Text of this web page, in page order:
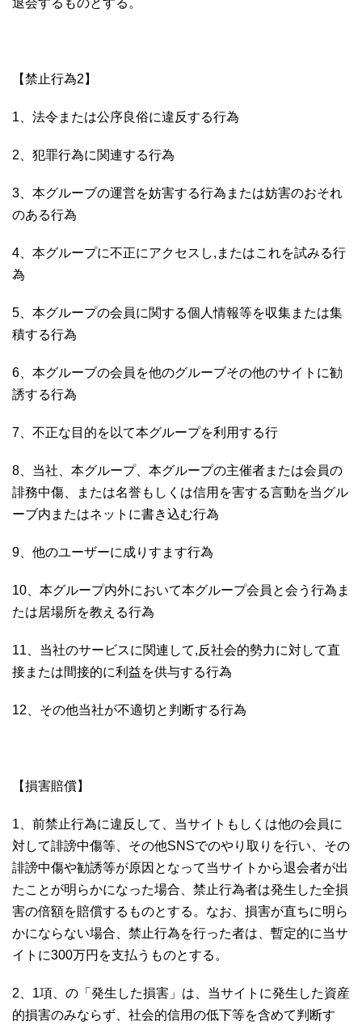
【禁止行為2】
1、法令または公序良俗に違反する行為
2、犯罪行為に関連する行為
3、本グルーブの運営を妨害する行為または妨害のおそれ
のある行為
4、本グループに不正にアクセスし,またはこれを試みる行
為
5、本グループの会員に関する個人情報等を収集または集
積する行為
6、本グルーブの会員を他のグルーブその他のサイトに勧
誘する行為
7、不正な目的を以て本グループを利用する行
8、当社、本グループ、本グループの主催者または会員の
誹務中傷、または名誉もしくは信用を害する言動を当グル
ーブ内またはネットに書き込む行為
9、他のユーザーに成りすます行為
10、本グループ内外において本グループ会員と会う行為ま
たは居場所を教える行為
11、当社のサービスに関連して,反社会的勢力に対して直
接または間接的に利益を供与する行為
12、その他当社が不適切と判断する行為
【損害賠償】
1、前禁止行為に違反して、当サイトもしくは他の会員に
対して誹謗中傷等、その他SNSでのやり取りを行い、その
誹謗中傷や勧誘等が原因となって当サイトから退会者が出
たことが明らかになった場合、禁止行為者は発生した全損
害の倍額を賠償するものとする。なお、損害が直ちに明ら
かにならない場合、禁止行為を行った者は、暫定的に当サ
イトに300万円を支払うものとする。
2、1項、の「発生した損害」は、当サイトに発生した資産
的損害のみならず、社会的信用の低下等を含めて判断す